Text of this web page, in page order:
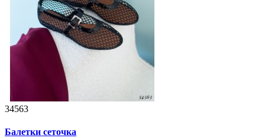
34563
Балетки сеточка